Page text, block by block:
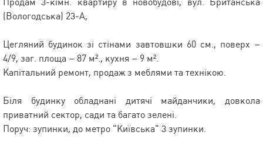
(Вологодська) 23-А,
Цегляний будинок зі стінами завтовшки 60 см., поверх –
4/9, заг. площа – 87 м²., кухня – 9 м².
Капітальний ремонт, продаж з меблями та технікою.
Біля будинку обладнані дитячі майданчики, довкола
приватний сектор, сади та багато зелені.
Поруч: зупинки, до метро "Київська" 3 зупинки.